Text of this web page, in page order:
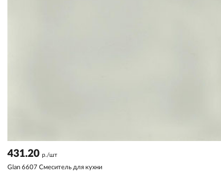
431.20 р./шт
Glan 6607 Смеситель для кухни